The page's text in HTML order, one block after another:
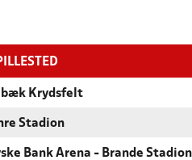
Krydsfelt
Stadion
Bank Arena - Brande Stadion